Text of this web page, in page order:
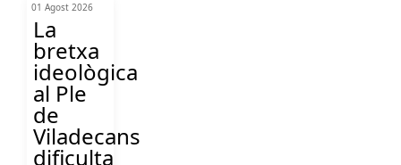
01 Agost 2026
La
bretxa
ideològica
al Ple
de
Viladecans
dificulta